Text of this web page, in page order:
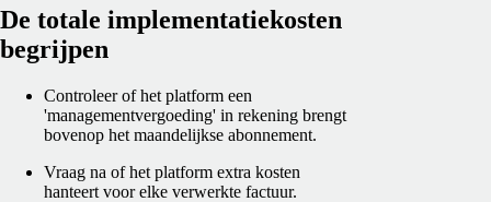
De totale implementatiekosten
begrijpen
Controleer of het platform een
'managementvergoeding' in rekening brengt
bovenop het maandelijkse abonnement.
Vraag na of het platform extra kosten
hanteert voor elke verwerkte factuur.